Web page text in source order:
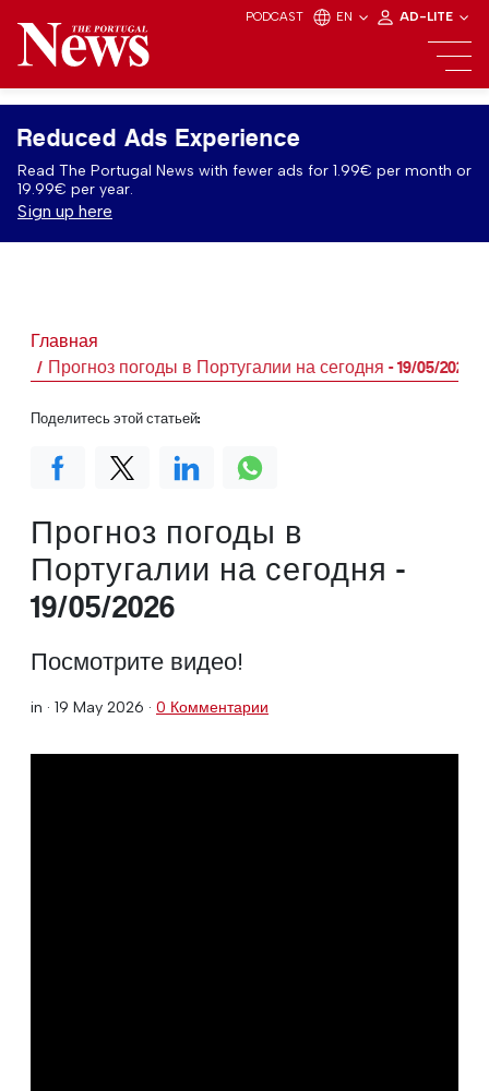
PODCAST EN AD-LITE
Reduced Ads Experience
Read The Portugal News with fewer ads for 1.99€ per month or
19.99€ per year.
Sign up here
Главная
Прогноз погоды в Португалии на сегодня - 19/05/2026
Прогноз погоды в
Португалии на сегодня -
19/05/2026
Посмотрите видео!
in · 19 May 2026 · 0 Комментарии
Поделитесь этой статьей: